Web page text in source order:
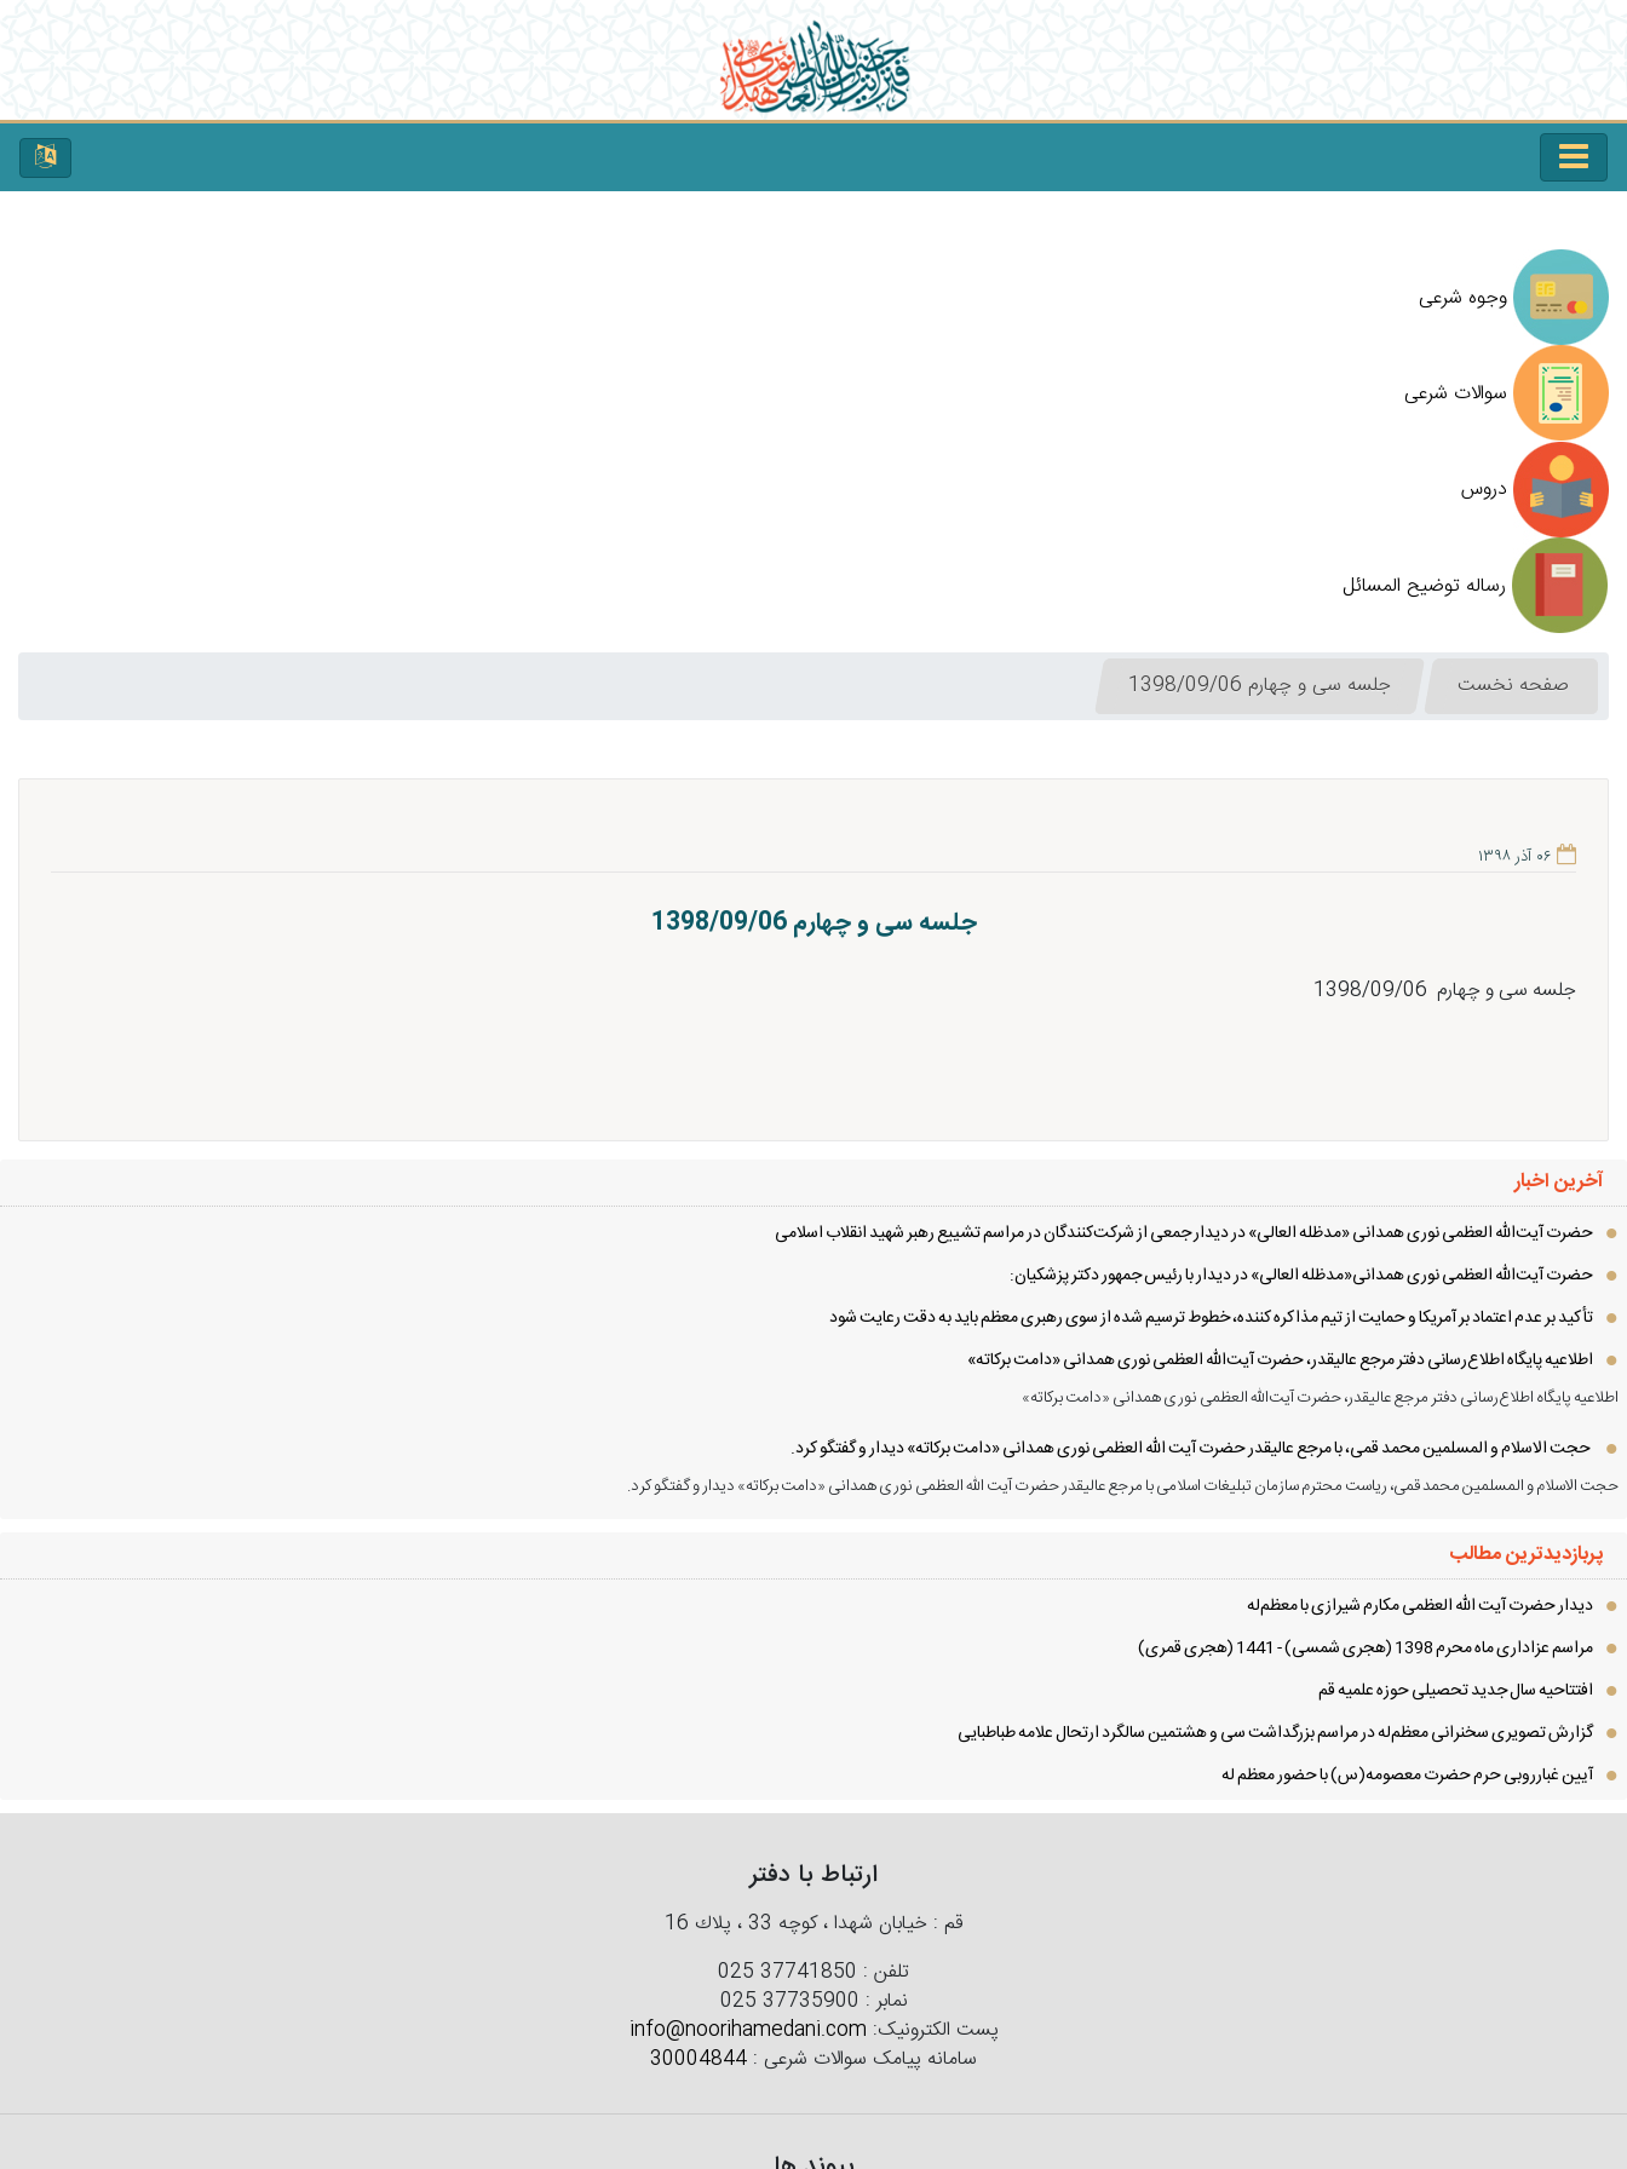
وجوه شرعی
سوالات شرعی
دروس
رساله توضیح المسائل
صفحه نخست جلسه سی و چهارم 1398/09/06
۰۶ آذر ۱۳۹۸
جلسه سی و چهارم 1398/09/06
جلسه سی و چهارم 1398/09/06
آخرین اخبار
حضرت آیت‌الله العظمی نوری همدانی «مدظله العالی» در دیدار جمعی از شرکت‌کنندگان در مراسم تشییع رهبر شهید انقلاب اسلامی
حضرت آیت‌الله العظمی نوری همدانی«مدظله العالی» در دیدار با رئیس جمهور دکتر پزشکیان:
تأکید بر عدم اعتماد بر آمریکا و حمایت از تیم مذاکره کننده، خطوط ترسیم شده از سوی رهبری معظم باید به دقت رعایت شود
اطلاعیه پایگاه اطلاع‌رسانی دفتر مرجع عالیقدر، حضرت آیت‌الله العظمی نوری همدانی «دامت برکاته»
اطلاعیه پایگاه اطلاع‌رسانی دفتر مرجع عالیقدر، حضرت آیت‌الله العظمی نوری همدانی «دامت برکاته»
حجت الاسلام و المسلمین محمد قمی، با مرجع عالیقدر حضرت آیت الله العظمی نوری همدانی «دامت برکاته» دیدار و گفتگو کرد.
حجت الاسلام و المسلمین محمد قمی، ریاست محترم سازمان تبلیغات اسلامی با مرجع عالیقدر حضرت آیت الله العظمی نوری همدانی «دامت برکاته» دیدار و گفتگو کرد.
پربازدیدترین مطالب
دیدار حضرت آیت الله العظمی مكارم شیرازی با معظم‌له
مراسم عزاداری ماه محرم 1398 (هجری شمسی) - 1441 (هجری قمری)
افتتاحیه سال جدید تحصیلی حوزه علمیه قم
گزارش تصویری سخنرانی معظم‌له در مراسم بزرگداشت سی و هشتمین سالگرد ارتحال علامه طباطبایی
آیین غبارروبی حرم حضرت معصومه(س) با حضور معظم له
ارتباط با دفتر
قم : خیابان شهدا ، كوچه 33 ، پلاك 16
تلفن : 025 37741850
نمابر : 025 37735900
پست الکترونیک: info@noorihamedani.com
سامانه پیامک سوالات شرعی : 30004844